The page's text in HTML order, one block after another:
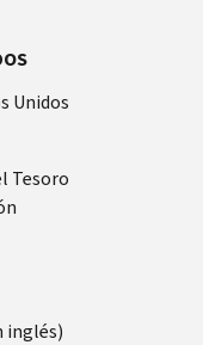
Unidos
Tesoro
inglés)